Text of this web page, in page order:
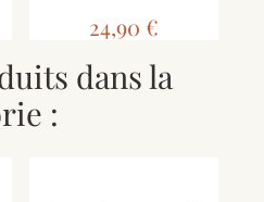
24,90 €
dans la
: